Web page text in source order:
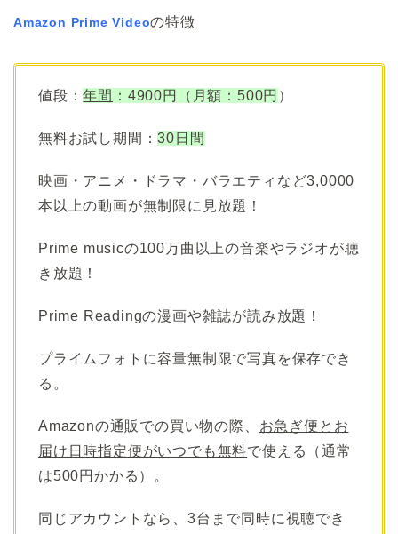
Amazon Prime Videoの特徴
値段：年間 ：4900円（月額：500円 ）
無料お試し期間：30日間
映画・アニメ・ドラマ・バラエティなど3,0000
本以上の動画が無制限に見放題！
Prime musicの100万曲以上の音楽やラジオが聴
き放題！
Prime Readingの漫画や雑誌が読み放題！
プライムフォトに容量無制限で写真を保存でき
る。
Amazonの通販での買い物の際、 お急ぎ便とお
届け日時指定便がいつでも無料で使える（通常
は500円かかる）。
同じアカウントなら、3台まで同時に視聴でき